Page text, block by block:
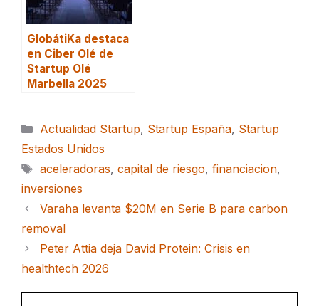
GlobátiKa destaca
en Ciber Olé de
Startup Olé
Marbella 2025
Categorías
Actualidad Startup, Startup España, Startup
Estados Unidos
Etiquetas
aceleradoras, capital de riesgo, financiacion,
inversiones
Varaha levanta $20M en Serie B para carbon
removal
Peter Attia deja David Protein: Crisis en
healthtech 2026